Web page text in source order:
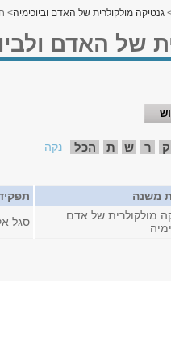
גנטיקה מולקולרית של האדם וביוכימיה>
של האדם
ק ר ש ת הכל
נקה
משנה
מולקולרית של אדם
סגל